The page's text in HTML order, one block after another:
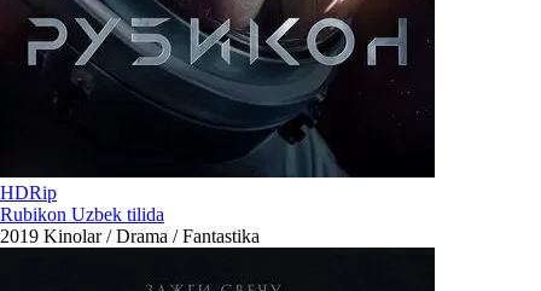
HDRip
Rubikon Uzbek tilida
2019 Kinolar / Drama / Fantastika